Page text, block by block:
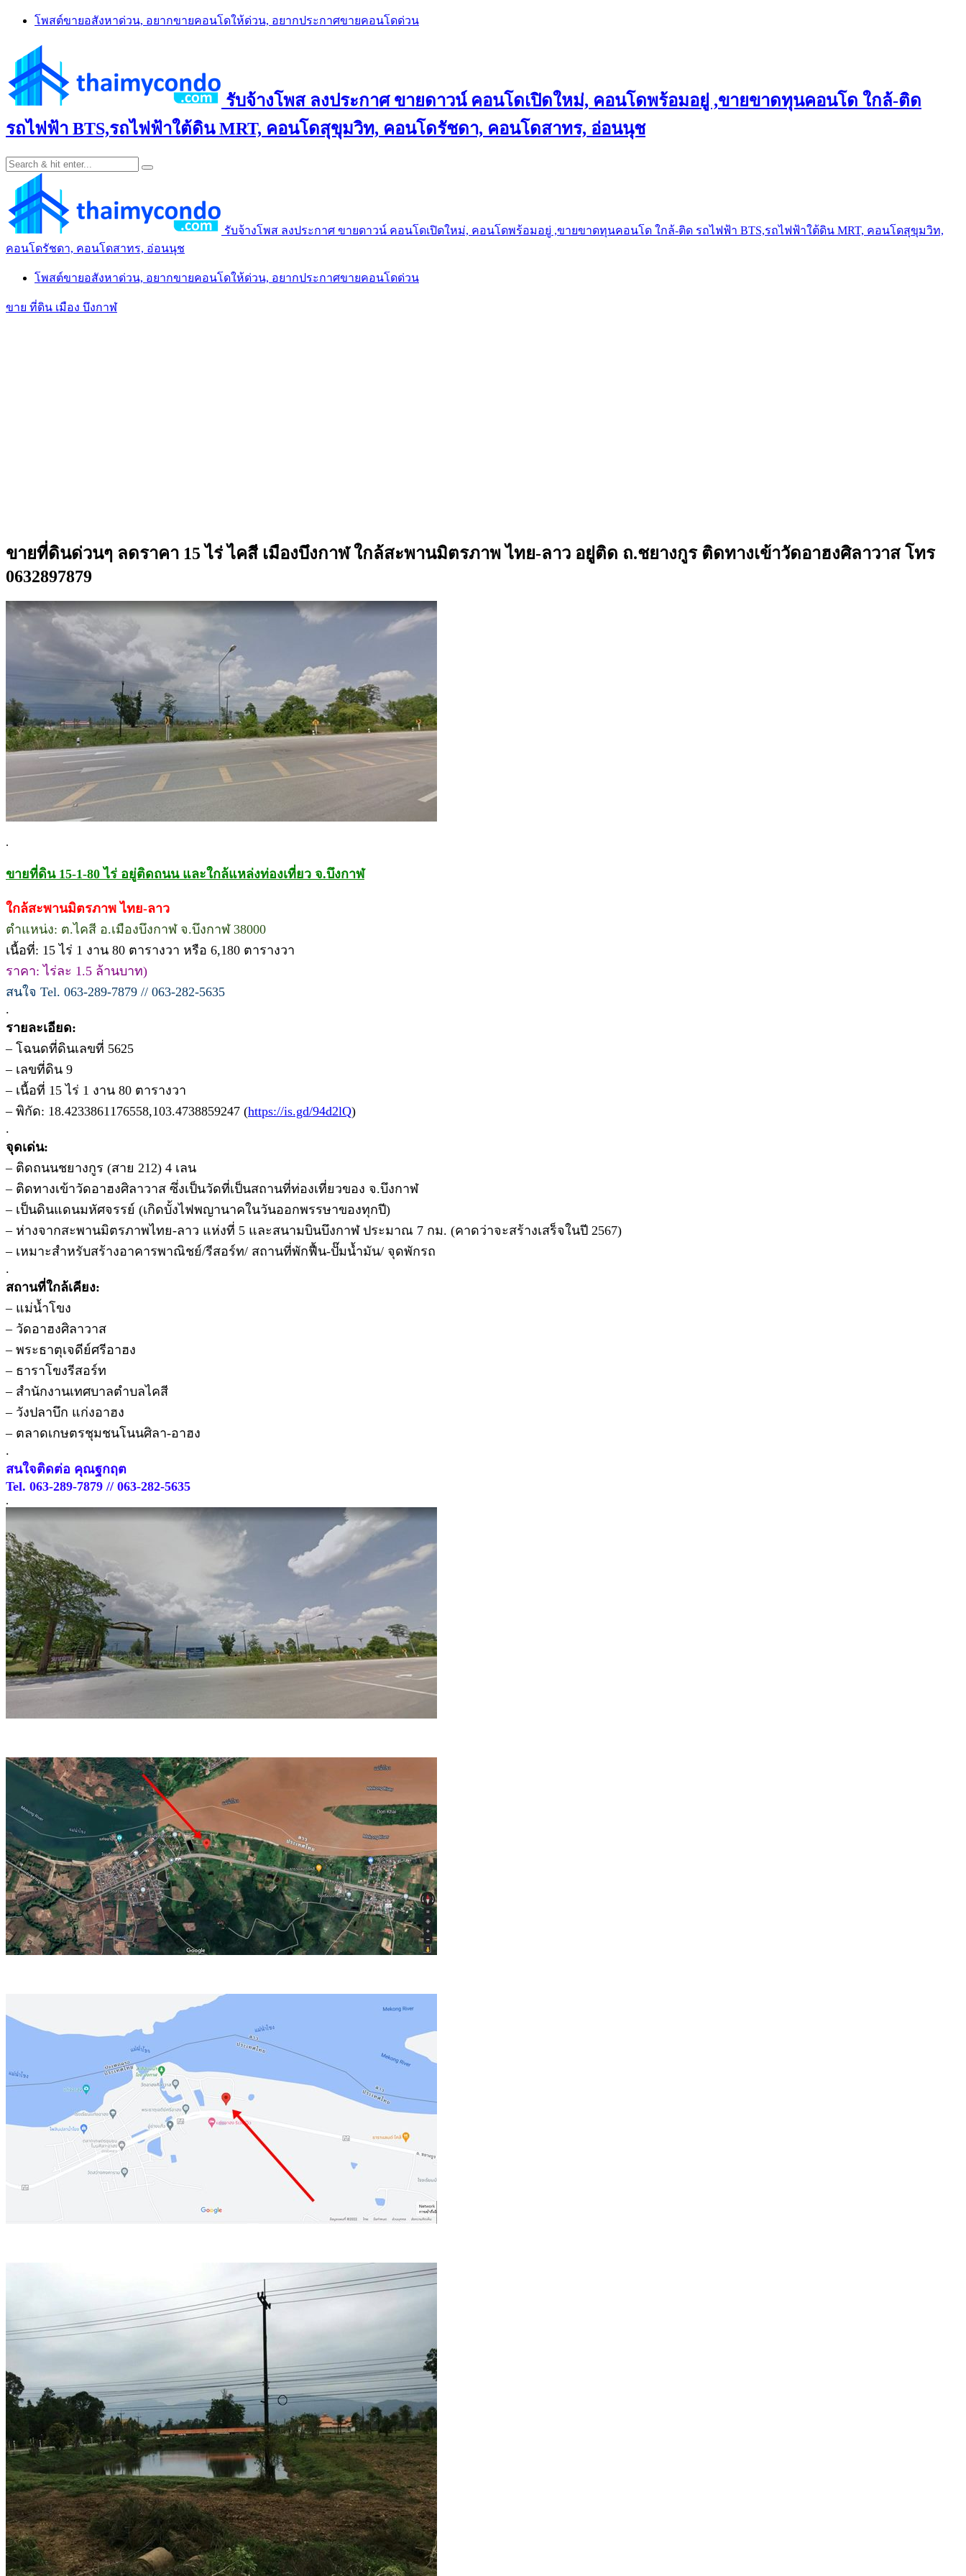
Skip
โพสต์ขายอสังหาด่วน, อยากขายคอนโดให้ด่วน, อยากประกาศขายคอนโดด่วน
รับจ้างโพส ลงประกาศ ขายดาวน์ คอนโดเปิดใหม่, คอนโดพร้อมอยู่ ,ขายขาดทุนคอนโด ใกล้-ติด
รถไฟฟ้า BTS,รถไฟฟ้าใต้ดิน MRT, คอนโดสุขุมวิท, คอนโดรัชดา, คอนโดสาทร, อ่อนนุช
รับจ้างโพส ลงประกาศ ขายดาวน์ คอนโดเปิดใหม่, คอนโดพร้อมอยู่ ,ขายขาดทุนคอนโด ใกล้-ติด รถไฟฟ้า BTS,รถไฟฟ้าใต้ดิน MRT, คอนโดสุขุมวิท,
คอนโดรัชดา, คอนโดสาทร, อ่อนนุช
โพสต์ขายอสังหาด่วน, อยากขายคอนโดให้ด่วน, อยากประกาศขายคอนโดด่วน
ขาย ที่ดิน เมือง บึงกาฬ
ขายที่ดินด่วนๆ ลดราคา 15 ไร่ ไคสี เมืองบึงกาฬ ใกล้สะพานมิตรภาพ ไทย-ลาว อยู่ติด ถ.ชยางกูร ติดทางเข้าวัดอาฮงศิลาวาส โทร
0632897879
.
ขายที่ดิน 15-1-80 ไร่ อยู่ติดถนน และใกล้แหล่งท่องเที่ยว จ.บึงกาฬ
ใกล้สะพานมิตรภาพ ไทย-ลาว
ตำแหน่ง: ต.ไคสี อ.เมืองบึงกาฬ จ.บึงกาฬ 38000
เนื้อที่: 15 ไร่ 1 งาน 80 ตารางวา หรือ 6,180 ตารางวา
ราคา: ไร่ละ 1.5 ล้านบาท)
สนใจ Tel. 063-289-7879 // 063-282-5635
.
รายละเอียด:
– โฉนดที่ดินเลขที่ 5625
– เลขที่ดิน 9
– เนื้อที่ 15 ไร่ 1 งาน 80 ตารางวา
– พิกัด: 18.4233861176558,103.4738859247 (https://is.gd/94d2lQ)
.
จุดเด่น:
– ติดถนนชยางกูร (สาย 212) 4 เลน
– ติดทางเข้าวัดอาฮงศิลาวาส ซึ่งเป็นวัดที่เป็นสถานที่ท่องเที่ยวของ จ.บึงกาฬ
– เป็นดินแดนมหัศจรรย์ (เกิดบั้งไฟพญานาคในวันออกพรรษาของทุกปี)
– ห่างจากสะพานมิตรภาพไทย-ลาว แห่งที่ 5 และสนามบินบึงกาฬ ประมาณ 7 กม. (คาดว่าจะสร้างเสร็จในปี 2567)
– เหมาะสำหรับสร้างอาคารพาณิชย์/รีสอร์ท/ สถานที่พักฟื้น-ปั๊มน้ำมัน/ จุดพักรถ
.
สถานที่ใกล้เคียง:
– แม่น้ำโขง
– วัดอาฮงศิลาวาส
– พระธาตุเจดีย์ศรีอาฮง
– ธาราโขงรีสอร์ท
– สำนักงานเทศบาลตำบลไคสี
– วังปลาบึก แก่งอาฮง
– ตลาดเกษตรชุมชนโนนศิลา-อาฮง
.
สนใจติดต่อ คุณฐกฤต
Tel. 063-289-7879 // 063-282-5635
.